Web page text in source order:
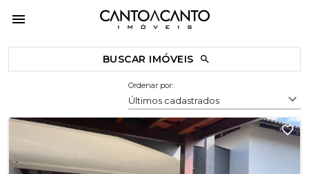
BUSCAR IMÓVEIS
Ordenar por:
Últimos cadastrados